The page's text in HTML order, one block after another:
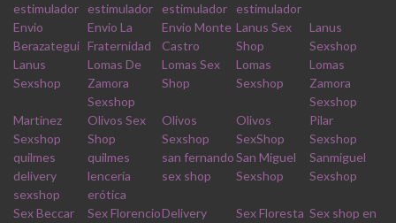
estimulador
estimulador
estimulador
estimulador
Envio
Berazategui
Envio La
Fraternidad
Envio Monte
Castro
Lanus Sex
Shop
Lanus
Sexshop
Lanus
Sexshop
Lomas De
Zamora
Sexshop
Lomas Sex
Shop
Lomas
Sexshop
Lomas
Zamora
Sexshop
Martinez
Sexshop
Olivos Sex
Shop
Olivos
Sexshop
Olivos
SexShop
Pilar
Sexshop
quilmes
delivery
sexshop
quilmes
lencería
erótica
san fernando
sex shop
San Miguel
Sexshop
Sanmiguel
Sexshop
Sex Beccar
Sex FlorencioDelivery
Sex Floresta Sex shop en